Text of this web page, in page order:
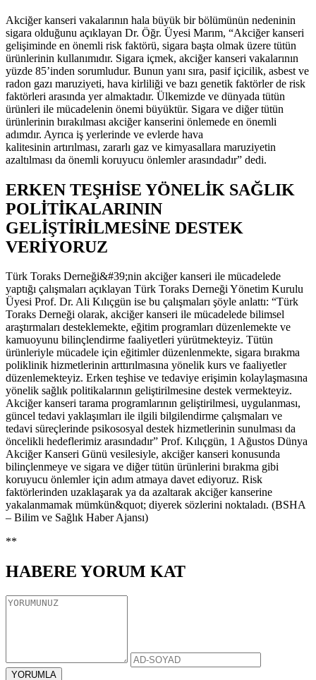
Akciğer kanseri vakalarının hala büyük bir bölümünün nedeninin
sigara olduğunu açıklayan Dr. Öğr. Üyesi Marım, “Akciğer kanseri
gelişiminde en önemli risk faktörü, sigara başta olmak üzere tütün
ürünlerinin kullanımıdır. Sigara içmek, akciğer kanseri vakalarının
yüzde 85’inden sorumludur. Bunun yanı sıra, pasif içicilik, asbest ve
radon gazı maruziyeti, hava kirliliği ve bazı genetik faktörler de risk
faktörleri arasında yer almaktadır. Ülkemizde ve dünyada tütün
ürünleri ile mücadelenin önemi büyüktür. Sigara ve diğer tütün
ürünlerinin bırakılması akciğer kanserini önlemede en önemli
adımdır. Ayrıca iş yerlerinde ve evlerde hava
kalitesinin artırılması, zararlı gaz ve kimyasallara maruziyetin
azaltılması da önemli koruyucu önlemler arasındadır” dedi.
ERKEN TEŞHİSE YÖNELİK SAĞLIK
POLİTİKALARININ
GELİŞTİRİLMESİNE DESTEK
VERİYORUZ
Türk Toraks Derneği&#39;nin akciğer kanseri ile mücadelede
yaptığı çalışmaları açıklayan Türk Toraks Derneği Yönetim Kurulu
Üyesi Prof. Dr. Ali Kılıçgün ise bu çalışmaları şöyle anlattı: “Türk
Toraks Derneği olarak, akciğer kanseri ile mücadelede bilimsel
araştırmaları desteklemekte, eğitim programları düzenlemekte ve
kamuoyunu bilinçlendirme faaliyetleri yürütmekteyiz. Tütün
ürünleriyle mücadele için eğitimler düzenlenmekte, sigara bırakma
poliklinik hizmetlerinin arttırılmasına yönelik kurs ve faaliyetler
düzenlemekteyiz. Erken teşhise ve tedaviye erişimin kolaylaşmasına
yönelik sağlık politikalarının geliştirilmesine destek vermekteyiz.
Akciğer kanseri tarama programlarının geliştirilmesi, uygulanması,
güncel tedavi yaklaşımları ile ilgili bilgilendirme çalışmaları ve
tedavi süreçlerinde psikososyal destek hizmetlerinin sunulması da
öncelikli hedeflerimiz arasındadır” Prof. Kılıçgün, 1 Ağustos Dünya
Akciğer Kanseri Günü vesilesiyle, akciğer kanseri konusunda
bilinçlenmeye ve sigara ve diğer tütün ürünlerini bırakma gibi
koruyucu önlemler için adım atmaya davet ediyoruz. Risk
faktörlerinden uzaklaşarak ya da azaltarak akciğer kanserine
yakalanmamak mümkün&quot; diyerek sözlerini noktaladı. (BSHA
– Bilim ve Sağlık Haber Ajansı)
**
HABERE YORUM KAT